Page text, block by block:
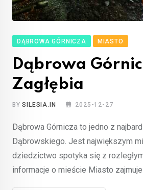
DĄBROWA GÓRNICZA MIASTO
Dąbrowa
Zagłębia
BYSILESIA.IN 2025-12-27
Dąbrowa Górnicza to jedno z
Dąbrowskiego. Jest największym
dziedzictwo spotyka się z
informacje o mieście Miasto